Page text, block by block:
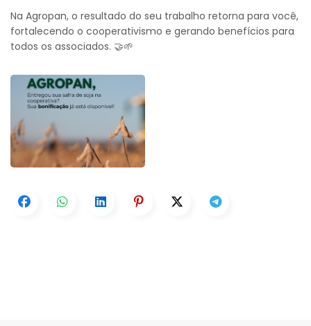
Na Agropan, o resultado do seu trabalho retorna para você,
fortalecendo o cooperativismo e gerando benefícios para
todos os associados. 🤝🌱